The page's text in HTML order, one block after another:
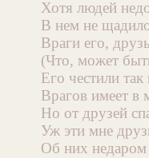
Хотя людей
В нем не
Враги его,
(Что, может
Его честили так
Врагов имеет в
Но от друзей
Уж эти мне
Об них недаром